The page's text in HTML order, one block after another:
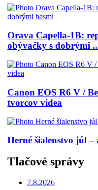
Orava Capella-1B:
obývačky s dobrými
Canon EOS R6 V /
tvorcov videa
Herné šialenstvo júl –
Tlačové správy
7.8.2026